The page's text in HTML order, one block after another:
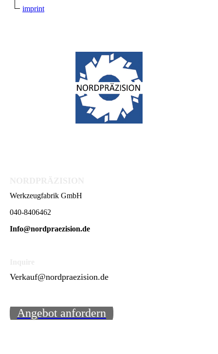
imprint
Werkzeugfabrik GmbH
040-8406462
Info@nordpraezision.de
Verkauf@nordpraezision.de
Angebot anfordern